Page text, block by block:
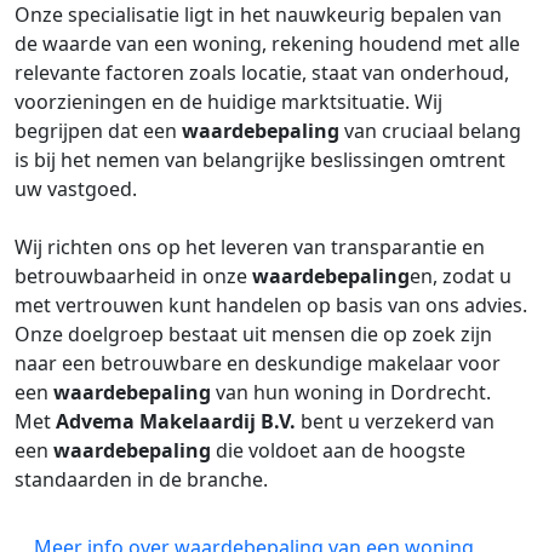
Onze specialisatie ligt in het nauwkeurig bepalen van
de waarde van een woning, rekening houdend met alle
relevante factoren zoals locatie, staat van onderhoud,
voorzieningen en de huidige marktsituatie. Wij
begrijpen dat een waardebepaling van cruciaal belang
is bij het nemen van belangrijke beslissingen omtrent
uw vastgoed.
Wij richten ons op het leveren van transparantie en
betrouwbaarheid in onzewaardebepalingen, zodat u
met vertrouwen kunt handelen op basis van ons advies.
Onze doelgroep bestaat uit mensen die op zoek zijn
naar een betrouwbare en deskundige makelaar voor
een waardebepaling van hun woning in Dordrecht.
MetAdvema Makelaardij B.V. bent u verzekerd van
een waardebepaling die voldoet aan de hoogste
standaarden in de branche.